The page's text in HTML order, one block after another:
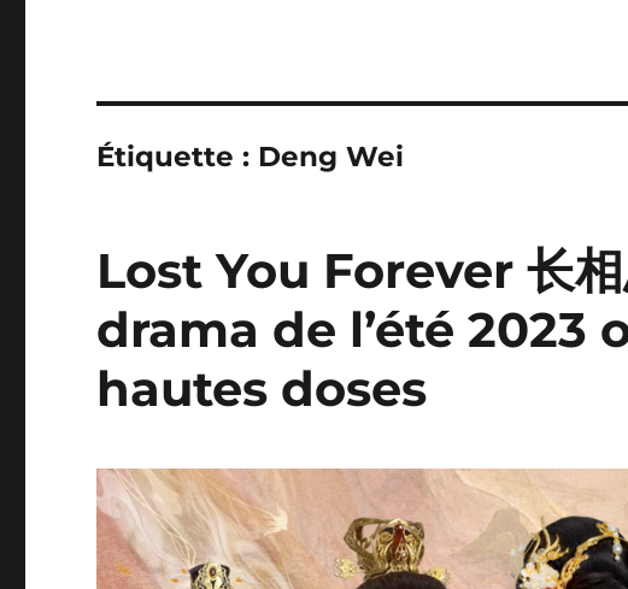
Étiquette : Deng Wei
Lost You Forever 长
drama de l’été 2023
hautes doses